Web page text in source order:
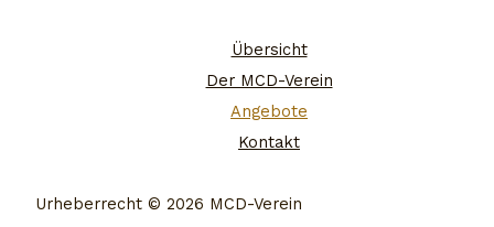
Übersicht
Der MCD-Verein
Angebote
Kontakt
Urheberrecht © 2026 MCD-Verein